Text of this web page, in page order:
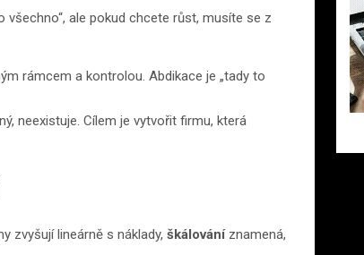
ale pokud chcete růst, musíte se z
rámcem a kontrolou. Abdikace je „tady to
neexistuje. Cílem je vytvořit firmu, která
zvyšují lineárně s náklady, škálováníznamená,